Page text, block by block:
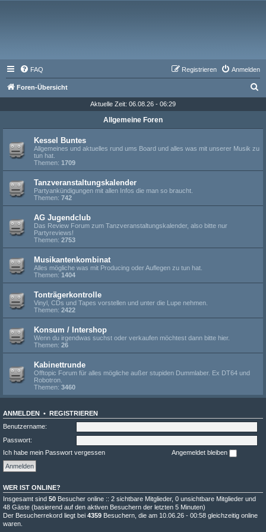
FAQ Anmelden
Registrieren
Foren-Übersicht
h
Aktuelle Zeit: 06.08.26 - 06:29
Allgemeine Foren
Kessel Buntes
Allgemeines und aktuelles rund ums Board und alles was mit unserer Musik zu
tun hat.
Themen: 1709
Tanzveranstaltungskalender
Partyankündigungen mit allen Infos die man so braucht.
Themen: 742
AG Jugendclub
Das Review Forum zum Tanzveranstaltungskalender, also bitte nur
Partyreviews!
Themen: 2753
Musikantenkombinat
Alles mögliche was mit Producing oder Auflegen zu tun hat.
Themen: 1404
Tonträgerkontrolle
Vinyl, CDs und Tapes vorstellen und unter die Lupe nehmen.
Themen: 2422
Konsum / Intershop
Wenn du irgendwas suchst oder verkaufen möchtest dann bitte hier.
Themen: 26
Kabinettrunde
Offtopic Forum für alles mögliche außer stupiden Dummlaber. Ex DT64 und
Robotron.
Themen: 3460
ANMELDEN • REGISTRIEREN
Benutzername:
Passwort:
Ich habe mein Passwort vergessen
Angemeldet bleiben
WER IST ONLINE?
Insgesamt sind 50 Besucher online :: 2 sichtbare Mitglieder, 0 unsichtbare Mitglieder und
48 Gäste (basierend auf den aktiven Besuchern der letzten 5 Minuten)
Der Besucherrekord liegt bei 4359 Besuchern, die am 10.06.26 - 00:58 gleichzeitig online
waren.